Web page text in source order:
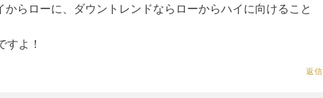
からローに、ダウントレンドならローからハイに向けること
すよ！
返信